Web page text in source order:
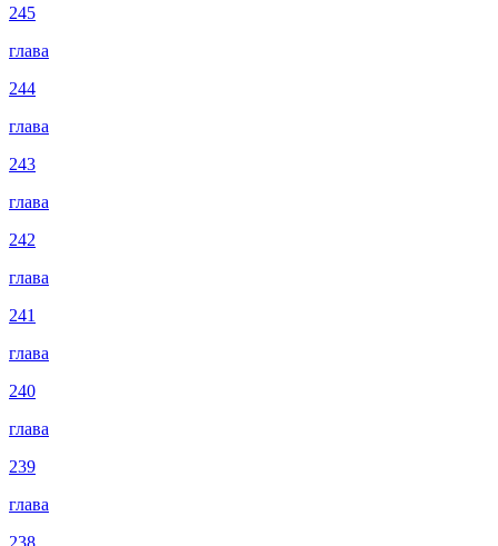
245
глава
244
глава
243
глава
242
глава
241
глава
240
глава
239
глава
238